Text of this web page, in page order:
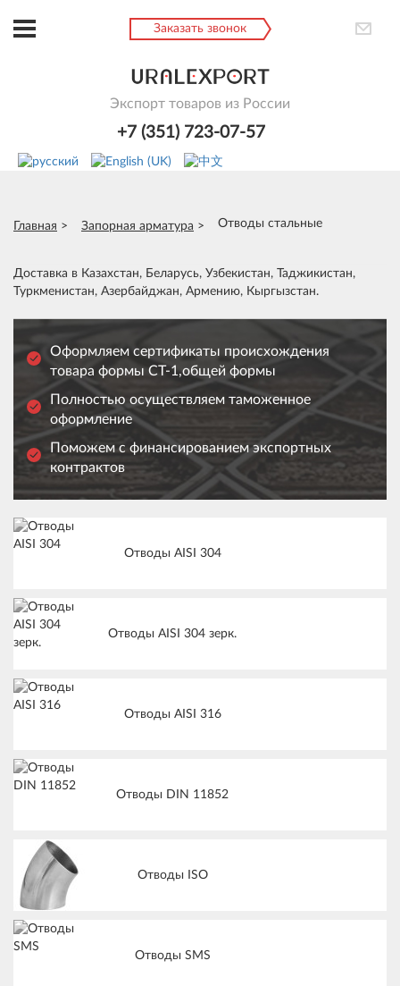
Заказать звонок
Экспорт товаров из России
+7 (351) 723-07-57
Главная Запорная арматура Отводы стальные
Доставка в Казахстан, Беларусь, Узбекистан, Таджикистан,
Туркменистан, Азербайджан, Армению, Кыргызстан.
Оформляем сертификаты происхождения
товара формы СТ-1,общей формы
Полностью осуществляем таможенное
оформление
Поможем с финансированием экспортных
контрактов
Отводы AISI 304
Отводы AISI 304 зерк.
Отводы AISI 316
Отводы DIN 11852
Отводы ISO
Отводы SMS